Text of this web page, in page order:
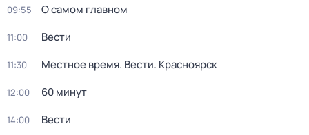
09:55 О самом главном
11:00 Вести
11:30 Местное время. Вести. Красноярск
12:00 60 минут
14:00 Вести